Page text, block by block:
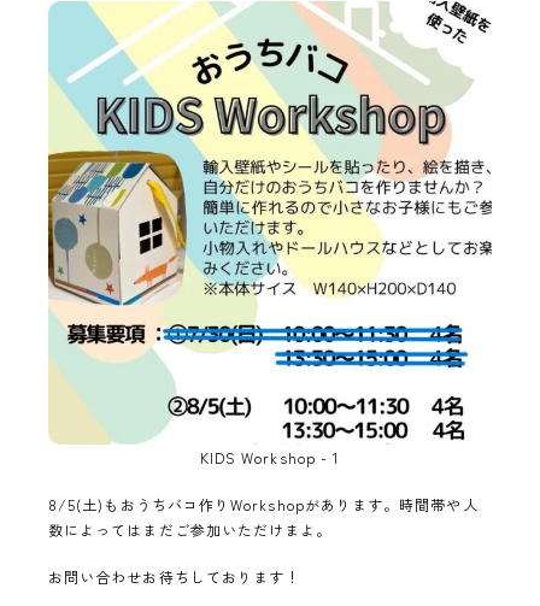
KIDS Workshop - 1
8/5(土)もおうちバコ作りWorkshopがあります。時間帯や人
数によってはまだご参加いただけまよ。
お問い合わせお待ちしております！